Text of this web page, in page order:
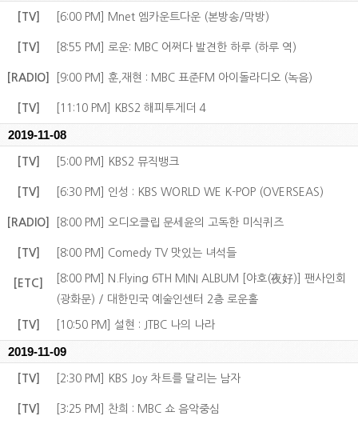
[TV] [6:00 PM] Mnet 엠카운트다운 (본방송/막방)
[TV] [8:55 PM] 로운: MBC 어쩌다 발견한 하루 (하루 역)
[RADIO] [9:00 PM] 훈,재현 : MBC 표준FM 아이돌라디오 (녹음)
[TV] [11:10 PM] KBS2 해피투게더 4
2019-11-08
[TV] [5:00 PM] KBS2 뮤직뱅크
[TV] [6:30 PM] 인성 : KBS WORLD WE K-POP (OVERSEAS)
[RADIO] [8:00 PM] 오디오클립 문세윤의 고독한 미식퀴즈
[TV] [8:00 PM] Comedy TV 맛있는 녀석들
[ETC]
[8:00 PM] N.Flying 6TH MINI ALBUM [야호(夜好)] 팬사인회
(광화문) / 대한민국 예술인센터 2층 로운홀
[TV] [10:50 PM] 설현 : JTBC 나의 나라
2019-11-09
[TV] [2:30 PM] KBS Joy 차트를 달리는 남자
[TV] [3:25 PM] 찬희 : MBC 쇼 음악중심